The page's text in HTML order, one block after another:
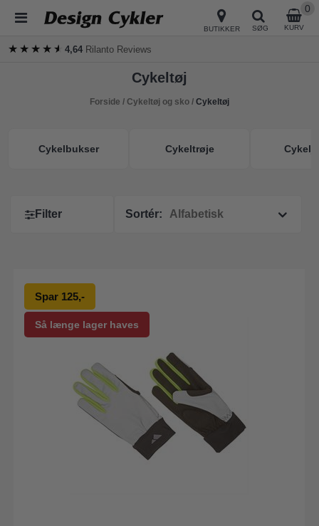
BUTIKKER SØG KURV
0
★★★★★
★★★★★4,64 Rilanto Reviews
Cykeltøj
Forside / Cykeltøj og sko / Cykeltøj
Cykelbukser Cykeltrøje
Filter Sortér:
Så længe lager haves
Spar 125,-